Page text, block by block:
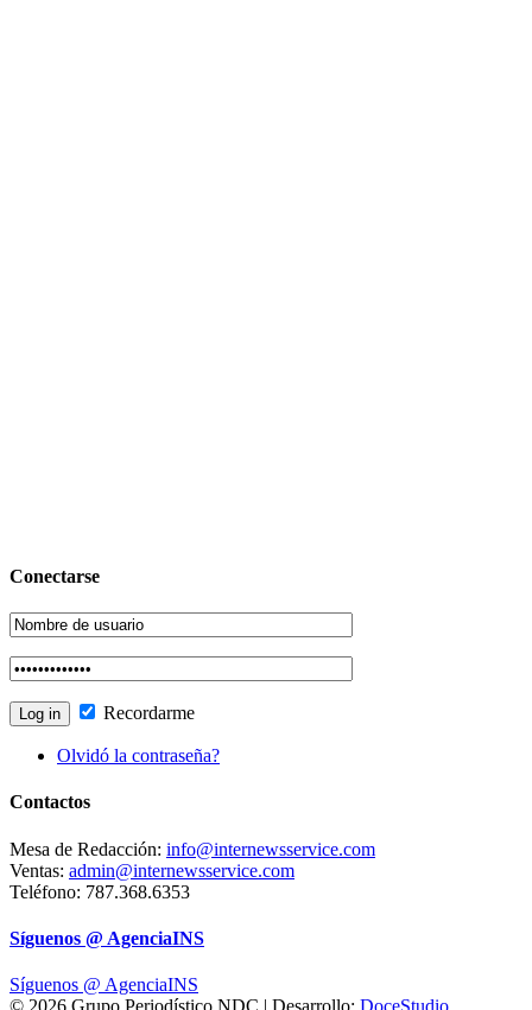
Conectarse
Recordarme
Olvidó la contraseña?
Contactos
Mesa de Redacción: info@internewsservice.com
Ventas: admin@internewsservice.com
Teléfono: 787.368.6353
Síguenos @ AgenciaINS
Síguenos @ AgenciaINS
© 2026 Grupo Periodístico NDC | Desarrollo: DoceStudio